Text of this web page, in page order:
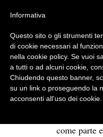
Su Max
È ancora
come parte
Informativa
Questo sito o gli strumenti
di cookie necessari al
nella cookie policy. Se vuoi
a tutti o ad alcuni cookie,
Chiudendo questo banner,
su un link o proseguendo la
acconsenti all’uso dei cookie.